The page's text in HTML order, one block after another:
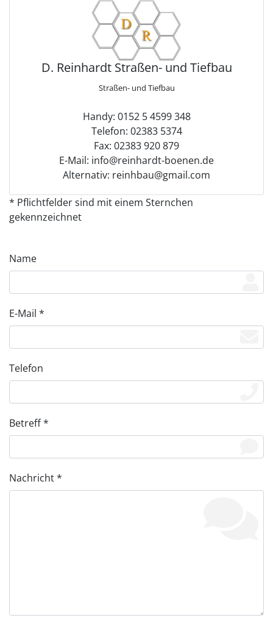
D. Reinhardt Straßen- und Tiefbau
Straßen- und Tiefbau
Handy: 0152 5 4599 348
Telefon: 02383 5374
Fax: 02383 920 879
E-Mail: info@reinhardt-boenen.de
Alternativ: reinhbau@gmail.com
* Pflichtfelder sind mit einem Sternchen
gekennzeichnet
Name
E-Mail *
Telefon
Betreff *
Nachricht *